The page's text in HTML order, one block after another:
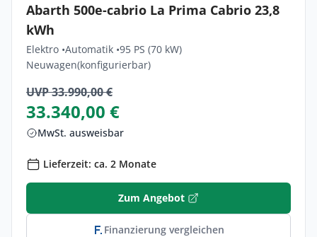
Abarth 500e-cabrio La Prima Cabrio 23,8
kWh
Elektro •Automatik •95 PS (70 kW)
Neuwagen(konfigurierbar)
UVP 33.990,00 €
33.340,00 €
MwSt. ausweisbar
Lieferzeit: ca. 2 Monate
Zum Angebot
Finanzierung vergleichen